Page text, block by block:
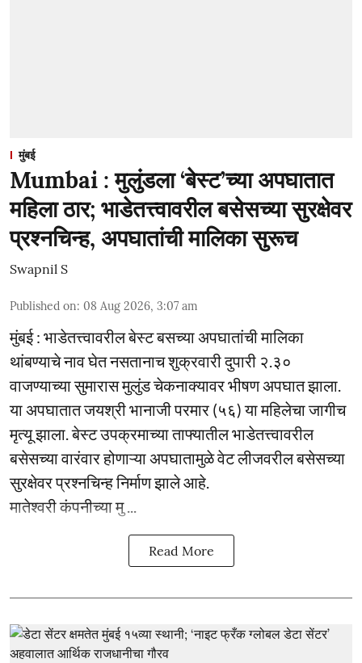
मुंबई
Mumbai : मुलुंडला ‘बेस्ट’च्या अपघातात
महिला ठार; भाडेतत्त्वावरील बसेसच्या सुरक्षेवर
प्रश्नचिन्ह, अपघातांची मालिका सुरूच
Swapnil S
Published on: 08 Aug 2026, 3:07 am
मुंबई : भाडेतत्त्वावरील बेस्ट बसच्या अपघातांची मालिका
थांबण्याचे नाव घेत नसतानाच शुक्रवारी दुपारी २.३०
वाजण्याच्या सुमारास मुलुंड चेकनाक्यावर भीषण अपघात झाला.
या अपघातात जयश्री भानाजी परमार (५६) या महिलेचा जागीच
मृत्यू झाला. बेस्ट उपक्रमाच्या ताफ्यातील भाडेतत्त्वावरील
बसेसच्या वारंवार होणाऱ्या अपघातामुळे वेट लीजवरील बसेसच्या
सुरक्षेवर प्रश्नचिन्ह निर्माण झाले आहे.
मातेश्वरी कंपनीच्या मु ...
Read More